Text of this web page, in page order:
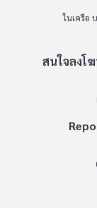
ในเครือ
สนใจลงโ